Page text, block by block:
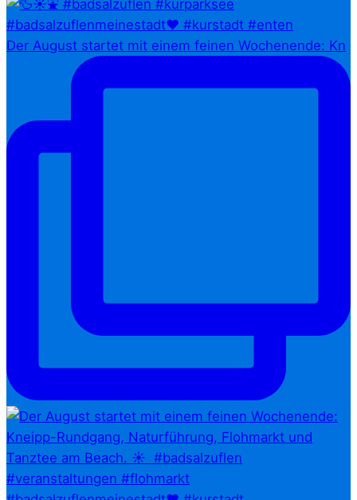
Der August startet mit einem feinen Wochenende: Kn